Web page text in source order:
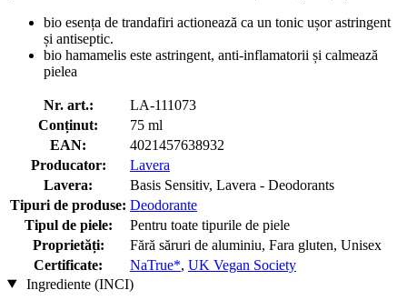
bio esența de trandafiri actionează ca un tonic ușor astringent
și antiseptic.
bio hamamelis este astringent, anti-inflamatorii și calmează
pielea
Nr. art.:
LA-111073
Conținut:
75 ml
EAN:
4021457638932
Producator:
Lavera
Lavera:
Basis Sensitiv, Lavera - Deodorants
Tipuri de produse: Deodorante
Tipul de piele:
Pentru toate tipurile de piele
Proprietăți:
Fără săruri de aluminiu, Fara gluten, Unisex
Certificate:
NaTrue*, UK Vegan Society
Ingrediente (INCI)